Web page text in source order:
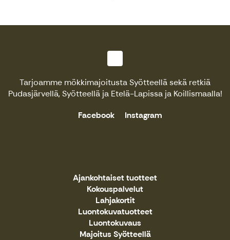
Tarjoamme mökkimajoitusta Syötteellä sekä retkiä
Pudasjärvellä, Syötteellä ja Etelä-Lapissa ja Koillismaalla!
Facebook
Instagram
Ajankohtaiset tuotteet
Kokouspalvelut
Lahjakortit
Luontokuvatuotteet
Luontokuvaus
Majoitus Syötteellä